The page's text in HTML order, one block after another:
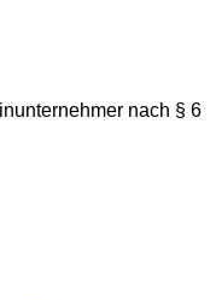
nach § 6